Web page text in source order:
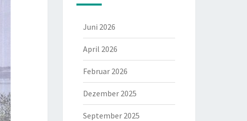
Juni 2026
April 2026
Februar 2026
Dezember 2025
September 2025